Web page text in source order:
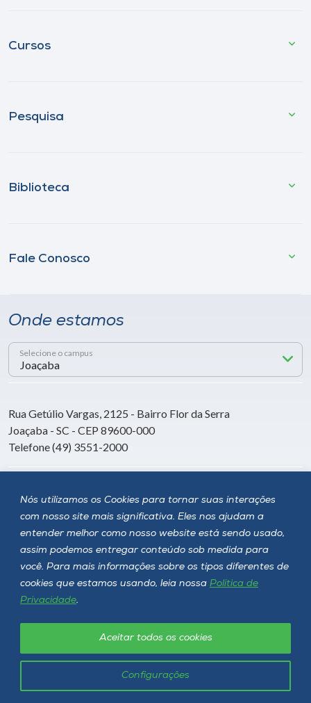
Nós utilizamos os Cookies para tornar suas interações
com nosso site mais significativa. Eles nos ajudam a
entender melhor como nosso website está sendo usado,
assim podemos entregar conteúdo sob medida para
você. Para mais informações sobre os tipos diferentes de
cookies que estamos usando, leia nossa Política de
Privacidade.
Configurações
Aceitar todos os cookies
Cursos
Pesquisa
Biblioteca
Fale Conosco
Onde estamos
Selecione o campus
Rua Getúlio Vargas, 2125 - Bairro Flor da Serra
Joaçaba - SC - CEP 89600-000
Telefone (49) 3551-2000
Siga a Unoesc
Unoesc © 2026 - Todos os direitos reservados
Política de privacidade LGPD